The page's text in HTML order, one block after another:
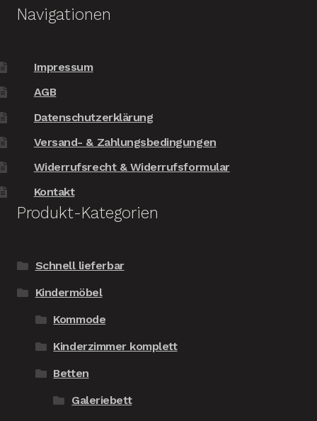
Navigationen
Impressum
AGB
Datenschutzerklärung
Versand- & Zahlungsbedingungen
Widerrufsrecht & Widerrufsformular
Kontakt
Produkt-Kategorien
Schnell lieferbar
Kindermöbel
Kommode
Kinderzimmer komplett
Betten
Galeriebett